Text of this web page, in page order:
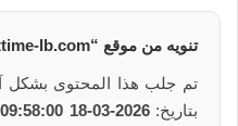
تنويه من موقع “beiruttime-lb.com”:
بتاريخ:2026-03-18 09:58:00